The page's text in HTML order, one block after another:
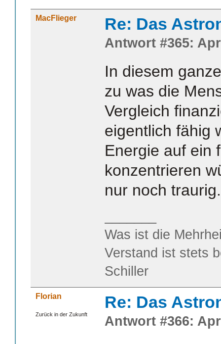
MacFlieger Re: Das
Antwort #365:
In diesem
zu was die
Vergleich
eigentlich fähig
Energie auf ein
konzentrieren
nur noch traurig.
Was ist die
Verstand ist stets
Schiller
Florian
Zurück in der Zukunft
Re: Das
Antwort #366: